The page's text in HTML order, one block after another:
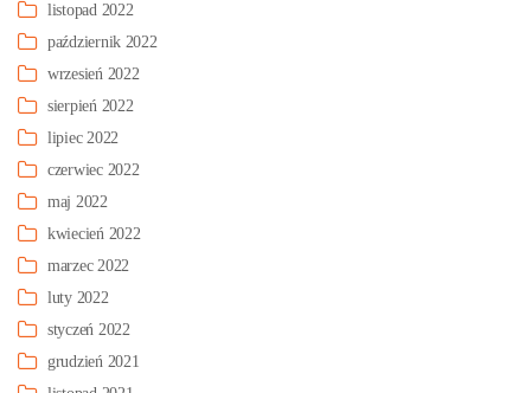
listopad 2022
październik 2022
wrzesień 2022
sierpień 2022
lipiec 2022
czerwiec 2022
maj 2022
kwiecień 2022
marzec 2022
luty 2022
styczeń 2022
grudzień 2021